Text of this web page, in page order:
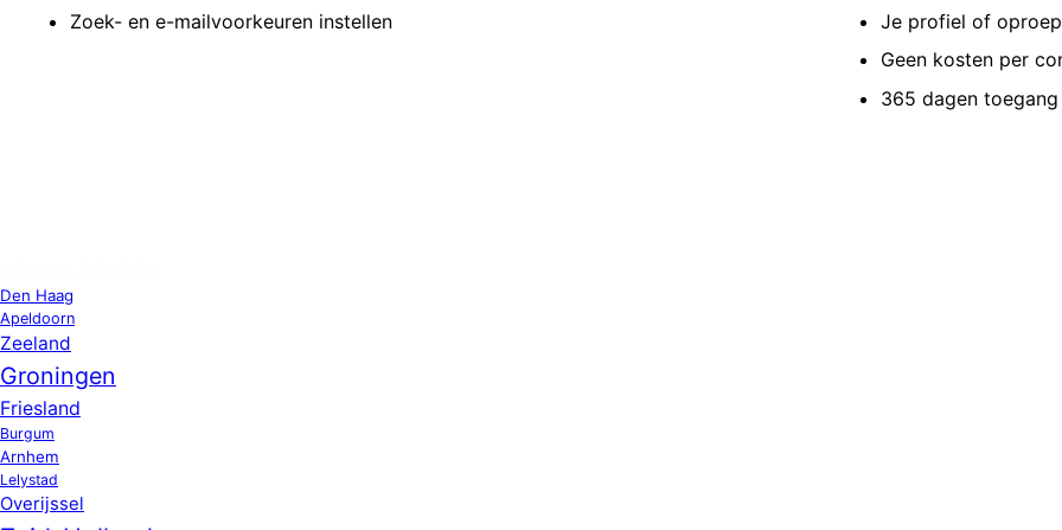
Zoek- en e-mailvoorkeuren instellen
Je profiel of
Geen kosten per
365 dagen
Den Haag
Apeldoorn
Zeeland
Groningen
Friesland
Burgum
Arnhem
Lelystad
Overijssel